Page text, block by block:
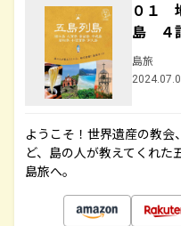
０１
島 ４
島旅
ようこそ！世界遺産の教
ど、島の人が教えてくれた
島旅へ。